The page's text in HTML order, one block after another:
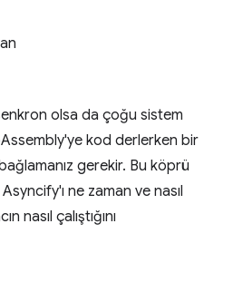
olsa da çoğu sistem
kod derlerken bir
gerekir. Bu köprü
ne zaman ve nasıl
nasıl çalıştığını